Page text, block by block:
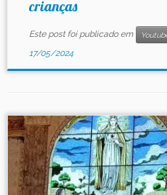
crianças
Este post foi publicado em
17/05/2024